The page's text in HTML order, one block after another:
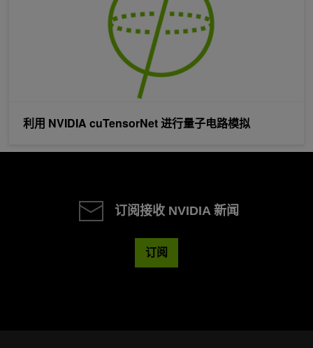
利用 NVIDIA cuTensorNet 进行量子电路模拟
订阅接收 NVIDIA 新闻
订阅